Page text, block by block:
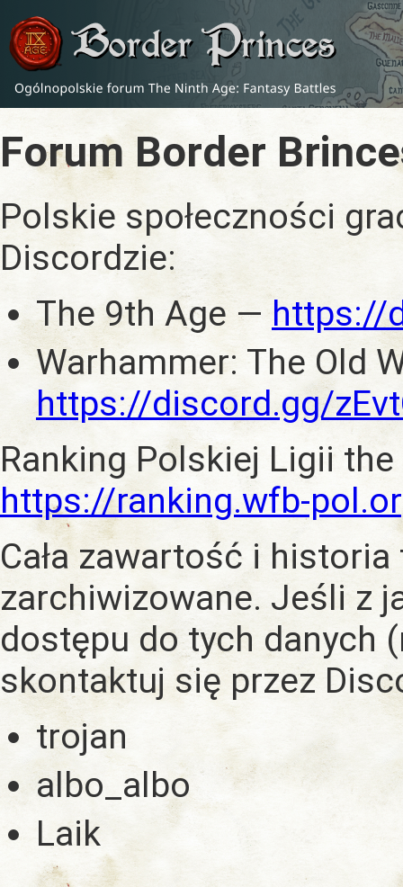
Forum Border
Polskie społeczności
Discordzie:
The 9th Age —https://
Warhammer: The Old
https://discord.gg/
Ranking Polskiej Ligii
https://ranking.wfb-
Cała zawartość i historia
zarchiwizowane. Jeśli z
dostępu do tych danych
skontaktuj się przez
trojan
albo_albo
Laik